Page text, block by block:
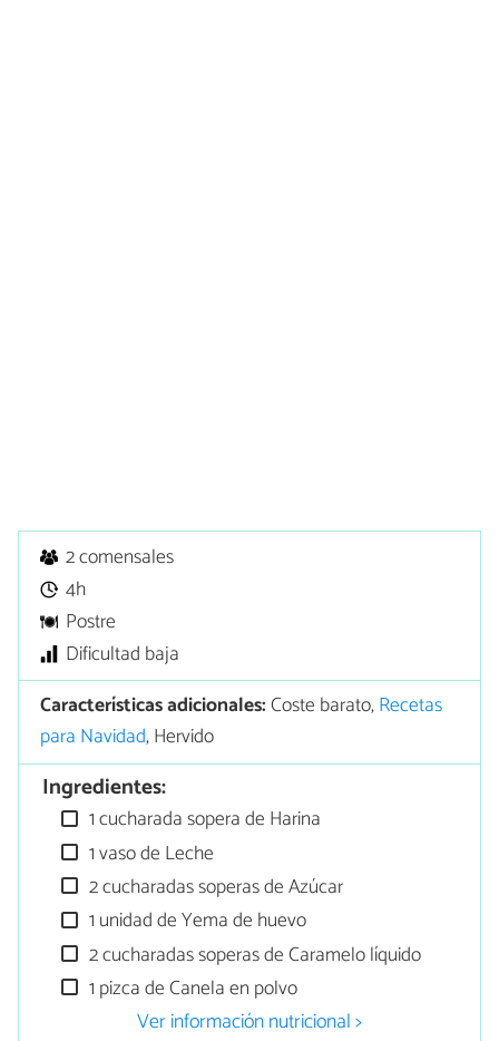
2 comensales
4h
Postre
Dificultad baja
Características adicionales:Coste barato,Recetas
para Navidad, Hervido
Ingredientes:
1 cucharada sopera de Harina
1 vaso de Leche
2 cucharadas soperas de Azúcar
1 unidad de Yema de huevo
2 cucharadas soperas de Caramelo líquido
1 pizca de Canela en polvo
Ver información nutricional >